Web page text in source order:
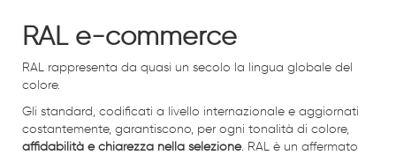
RAL e-commerce
RAL rappresenta da quasi un secolo la lingua globale del
colore.
Gli standard, codificati a livello internazionale e aggiornati
costantemente, garantiscono, per ogni tonalità di colore,
affidabilità e chiarezza nella selezione. RAL è un affermato